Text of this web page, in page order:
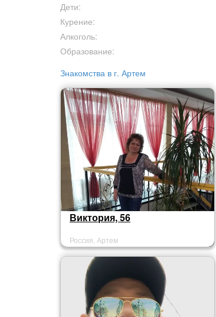
Дети:
Курение:
Алкоголь:
Образование:
Знакомства в г. Артем
Виктория, 56
Россия, Артем